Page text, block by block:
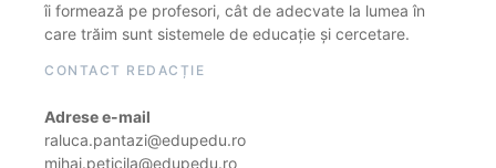
îi formează pe profesori, cât de adecvate la lumea în
care trăim sunt sistemele de educație și cercetare.
CONTACT REDACȚIE
Adrese e-mail
raluca.pantazi@edupedu.ro
mihai.peticila@edupedu.ro